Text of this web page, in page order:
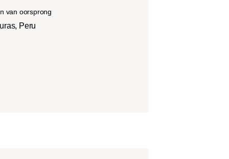
herkomst en vooral het brandproces.
van oorsprong
Peru